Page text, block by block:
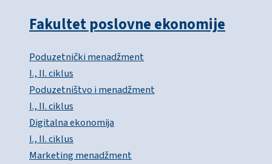
Fakultet poslovne ekonomije
Poduzetnički menadžment
I., II. ciklus
Poduzetništvo i menadžment
I., II. ciklus
Digitalna ekonomija
I., II. ciklus
Marketing menadžment